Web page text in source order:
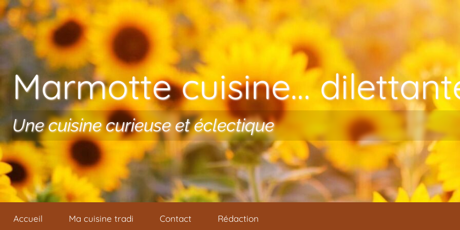
Aller au contenu
Marmotte cuisine…
Une cuisine curieuse et éclectique
Accueil Ma cuisine tradi Contact Rédaction